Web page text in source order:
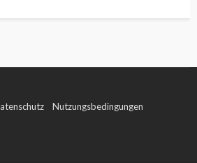
Nutzungsbedingungen